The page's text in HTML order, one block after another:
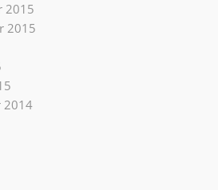
2015
2015
2014